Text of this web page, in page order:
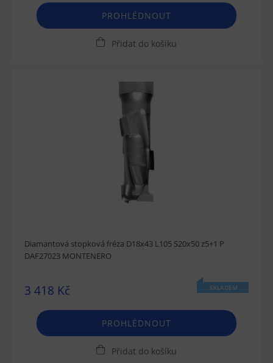
PROHLÉDNOUT
Přidat do košíku
Diamantová stopková fréza D18x43 L105 S20x50 z5+1 P
DAF27023 MONTENERO
3 418 Kč SKLADEM
PROHLÉDNOUT
Přidat do košíku